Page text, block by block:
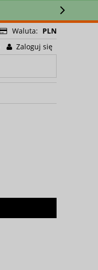
Waluta: PLN
Zaloguj się